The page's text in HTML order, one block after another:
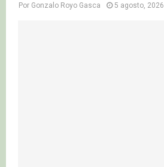
Por Gonzalo Royo Gasca 5 agosto, 2026